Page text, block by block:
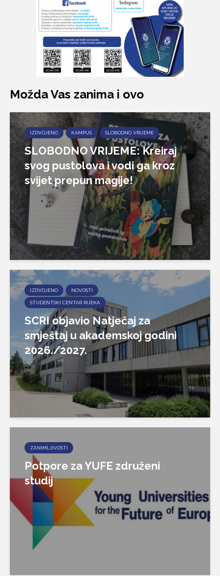
Možda Vas zanima i ovo
IZDVOJENO KAMPUS SLOBODNO VRIJEME
SLOBODNO VRIJEME: Kreiraj
svog pustolova i vodi ga kroz
svijet prepun magije!
IZDVOJENO NOVOSTI
STUDENTSKI CENTAR RIJEKA
SCRI objavio Natječaj za
smještaj u akademskoj godini
2026./2027.
ZANIMLJIVOSTI
Potpore za YUFE združeni
studij